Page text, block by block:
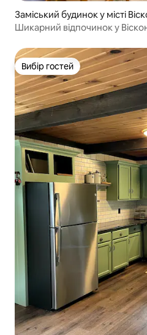
Заміський будинок у місті
Шикарний відпочинок у
Вибір гостей
Вибір гостей